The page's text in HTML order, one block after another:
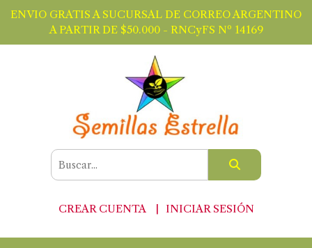
ENVIO GRATIS A SUCURSAL DE CORREO ARGENTINO
A PARTIR DE $50.000 - RNCyFS Nº 14169
CREAR CUENTA INICIAR SESIÓN